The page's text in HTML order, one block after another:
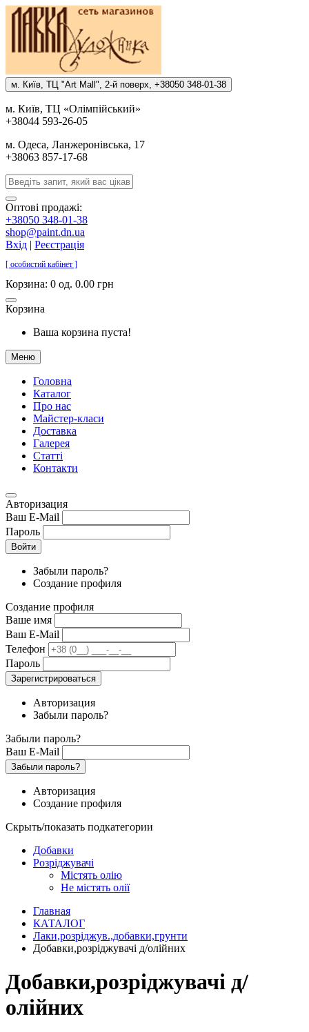
м. Киïв, ТЦ "Art Mall", 2-й поверх, +38050 348-01-38
м. Киïв, ТЦ «Олiмпiйський»
+38044 593-26-05
м. Одеса, Ланжеронiвська, 17
+38063 857-17-68
Оптові продажі:
+38050 348-01-38
shop@paint.dn.ua
Вхід | Реєстрація
[ особистий кабінет ]
Корзина: 0 од. 0.00 грн
Корзина
Ваша корзина пуста!
Меню
Головна
Каталог
Про нас
Майстер-класи
Доставка
Галерея
Статтi
Контакти
Авторизация
Ваш E-Mail
Пароль
Войти
Забыли пароль?
Создание профиля
Создание профиля
Ваше имя
Ваш E-Mail
Телефон
Пароль
Зарегистрироваться
Авторизация
Забыли пароль?
Забыли пароль?
Ваш E-Mail
Забыли пароль?
Авторизация
Создание профиля
Скрыть/показать подкатегории
Добавки
Розріджувачі
Містять олію
Не містять олії
Главная
КАТАЛОГ
Лаки,розріджув.,добавки,грунти
Добавки,розріджувачі д/олійних
Добавки,розріджувачі д/
олійних